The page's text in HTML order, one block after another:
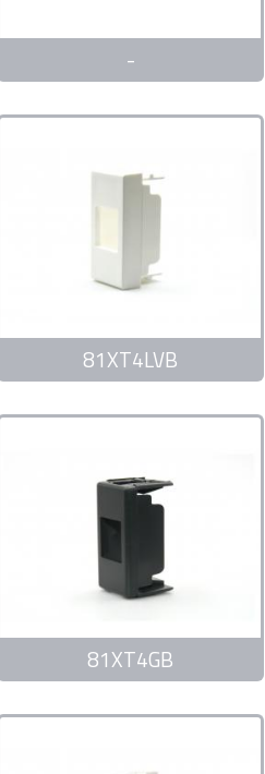
-
81XT4LVB
81XT4GB